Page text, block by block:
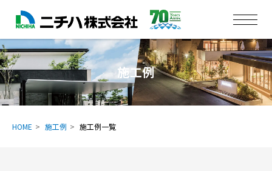
施工例
HOME 施工例 施工例一覧